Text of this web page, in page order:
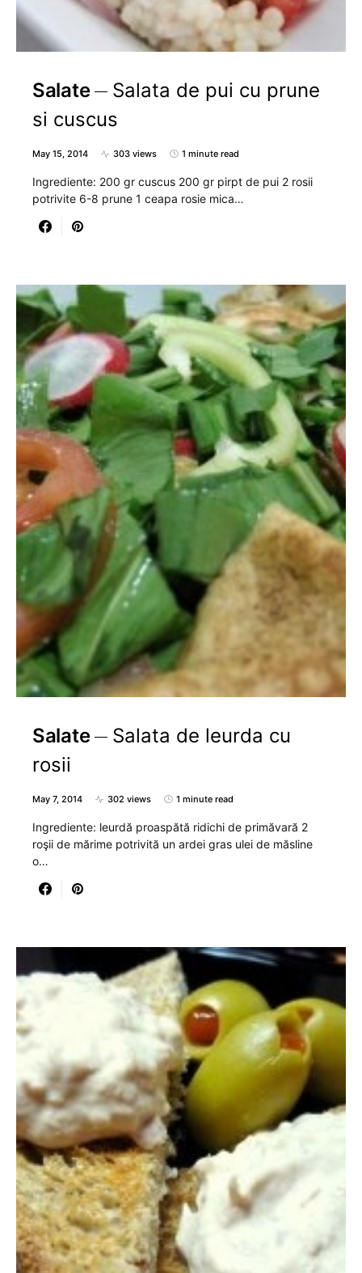
Salate
Salata de pui cu prune
si cuscus
May 15, 2014 303 views 1 minute read
Ingrediente: 200 gr cuscus 200 gr pirpt de pui 2 rosii
potrivite 6-8 prune 1 ceapa rosie mica…
Salate
Salata de leurda cu
rosii
May 7, 2014 302 views 1 minute read
Ingrediente: leurdă proaspătă ridichi de primăvară 2
roşii de mărime potrivită un ardei gras ulei de măsline
o…